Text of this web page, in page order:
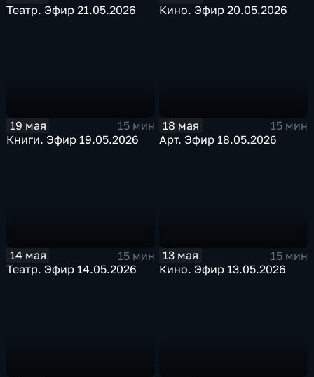
Театр. Эфир 21.05.2026
Кино. Эфир 20.05.2026
19 мая
15 мин
Книги. Эфир 19.05.2026
18 мая
15 мин
Арт. Эфир 18.05.2026
14 мая
15 мин
Театр. Эфир 14.05.2026
13 мая
15 мин
Кино. Эфир 13.05.2026